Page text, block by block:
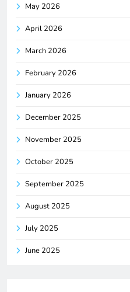
May 2026
April 2026
March 2026
February 2026
January 2026
December 2025
November 2025
October 2025
September 2025
August 2025
July 2025
June 2025